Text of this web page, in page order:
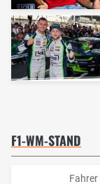
F1-WM-STAND
Fahrer